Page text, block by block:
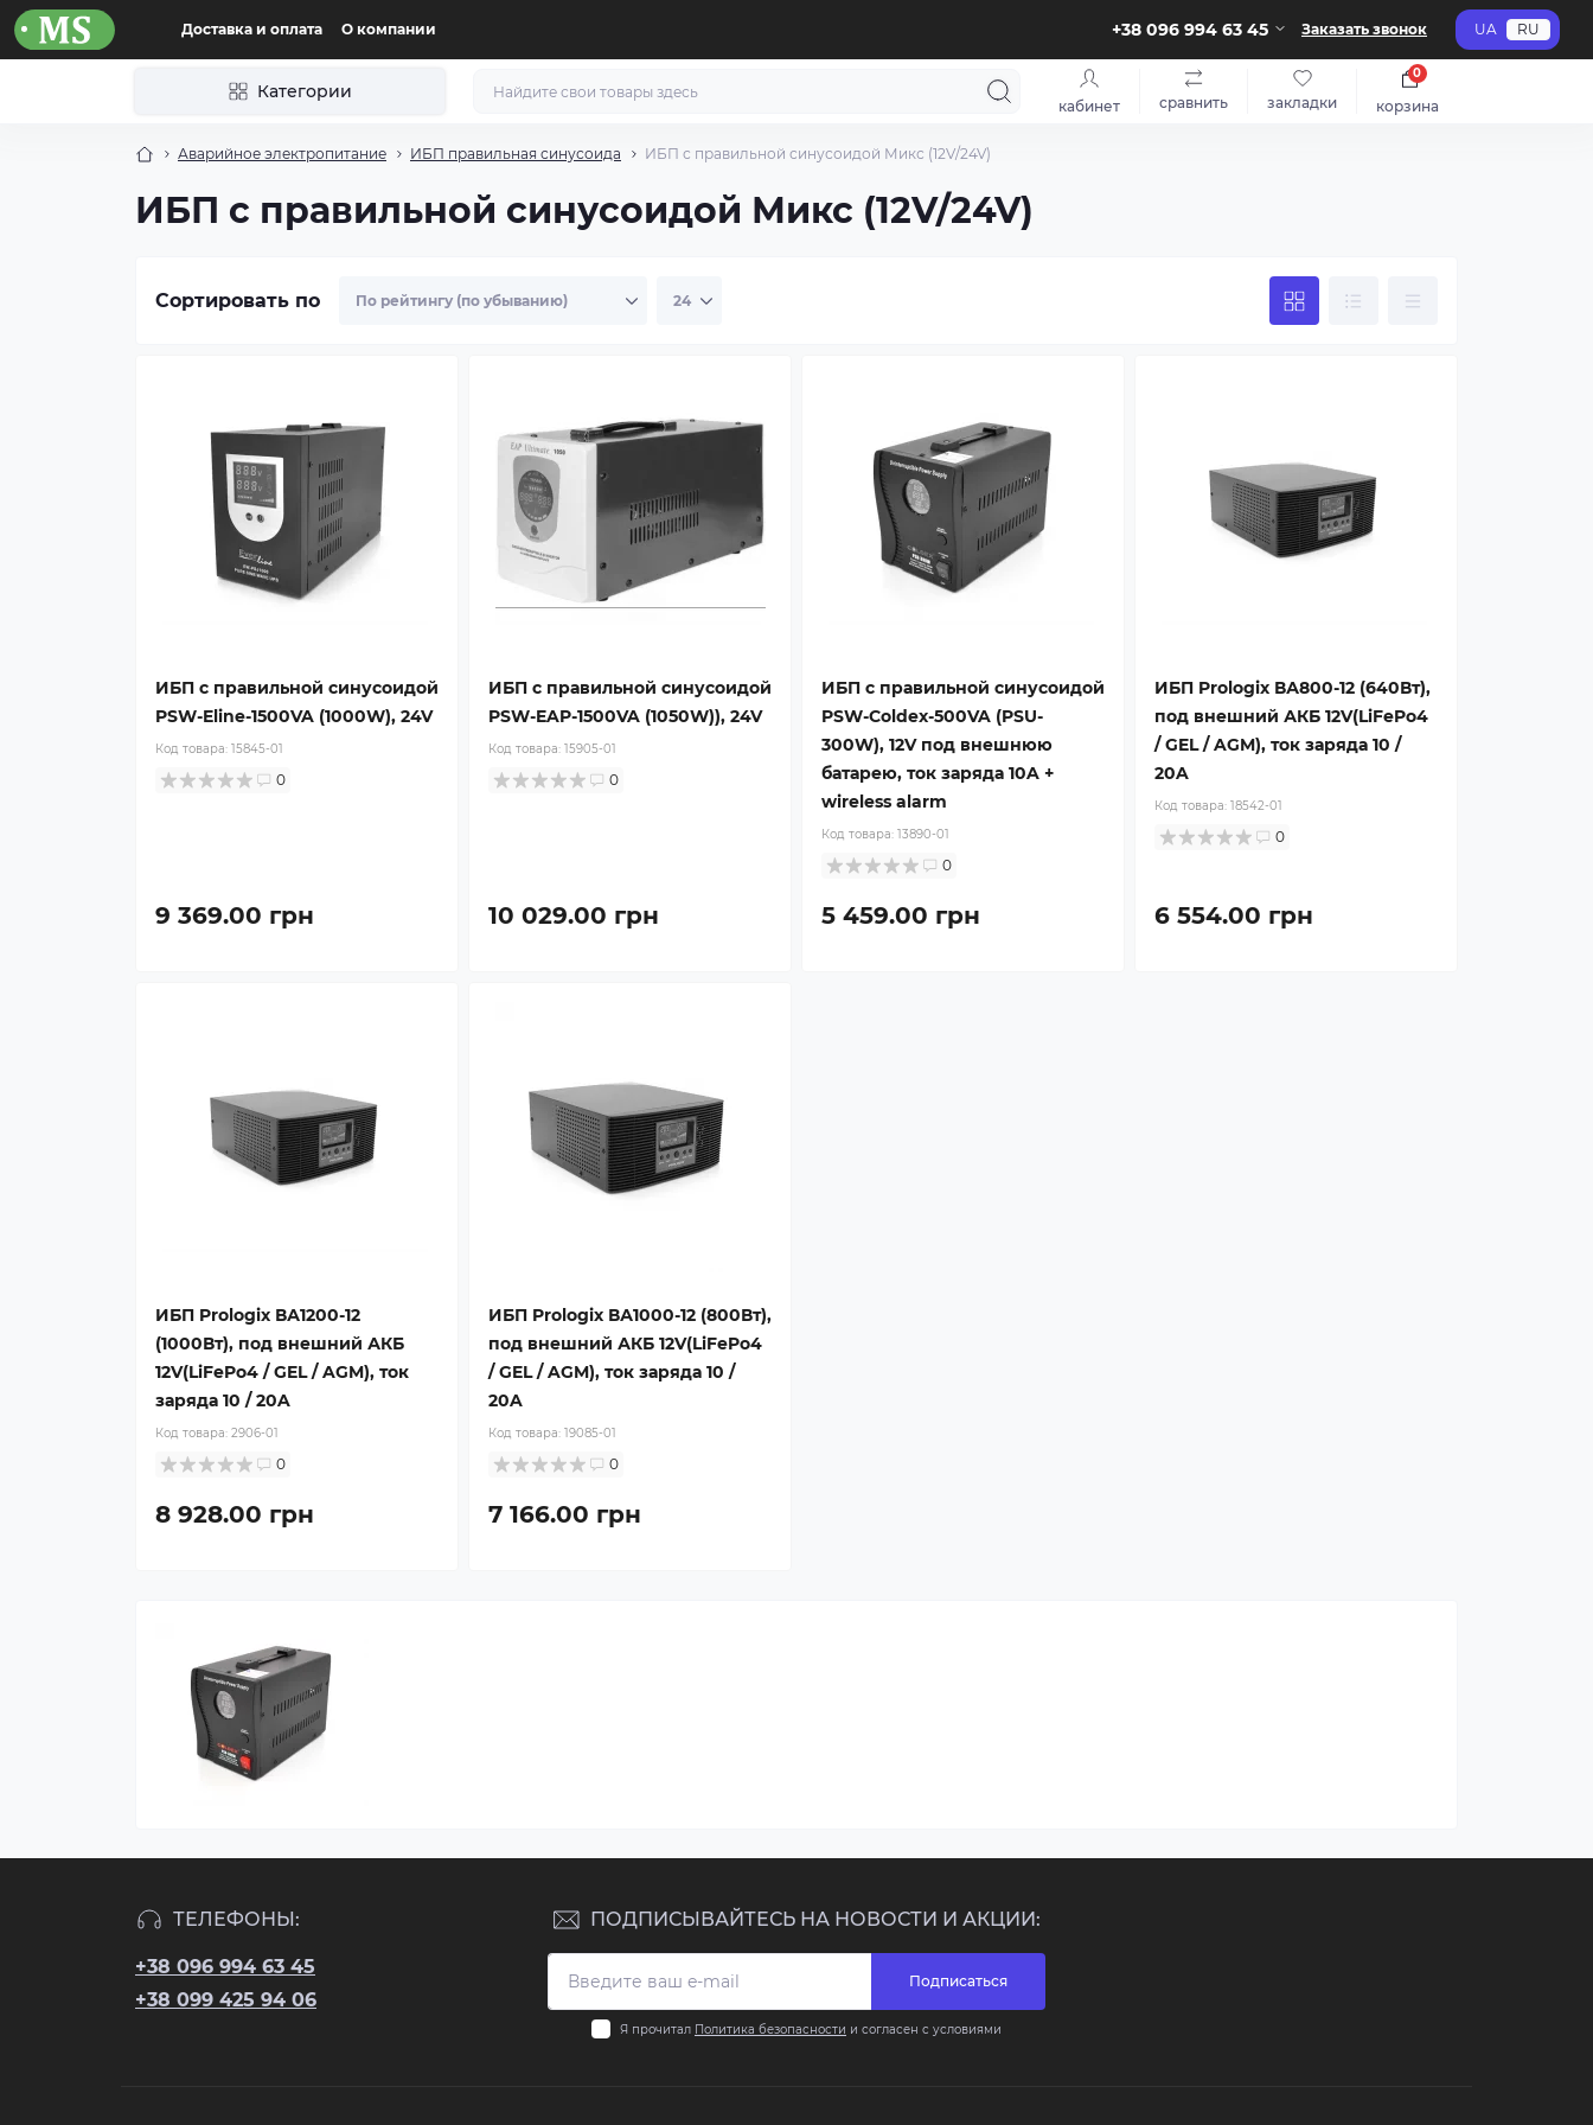
Доставка и оплата О компании +38 096 994 63 45 Заказать звонок UA RU
Категории
кабинет сравнить закладки корзина
0
Аварийное электропитание ИБП правильная синусоида ИБП с правильной синусоидой Микс (12V/24V)
ИБП с правильной синусоидой Микс (12V/24V)
Сортировать по
ИБП с правильной синусоидой
PSW-Eline-1500VA (1000W), 24V
Код товара: 15845-01
0
9 369.00 грн
ИБП с правильной синусоидой
PSW-EAP-1500VA (1050W)), 24V
Код товара: 15905-01
0
10 029.00 грн
ИБП с правильной синусоидой
PSW-Coldex-500VA (PSU-
300W), 12V под внешнюю
батарею, ток заряда 10A +
wireless alarm
Код товара: 13890-01
0
5 459.00 грн
ИБП Prologix ВА800-12 (640Вт),
под внешний АКБ 12V(LiFePo4
/ GEL / AGM), ток заряда 10 /
20A
Код товара: 18542-01
0
6 554.00 грн
ИБП Prologix ВА1200-12
(1000Вт), под внешний АКБ
12V(LiFePo4 / GEL / AGM), ток
заряда 10 / 20A
Код товара: 2906-01
0
8 928.00 грн
ИБП Prologix ВА1000-12 (800Вт),
под внешний АКБ 12V(LiFePo4
/ GEL / AGM), ток заряда 10 /
20A
Код товара: 19085-01
0
7 166.00 грн
ТЕЛЕФОНЫ:
+38 096 994 63 45
+38 099 425 94 06
ПОДПИСЫВАЙТЕСЬ НА НОВОСТИ И АКЦИИ:
Подписаться
Я прочитал Политика безопасности и согласен с условиями